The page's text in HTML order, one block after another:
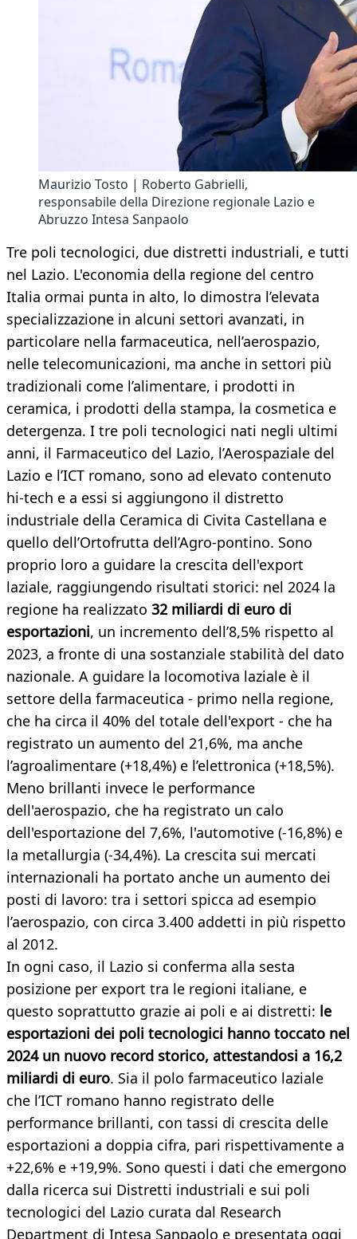
Maurizio Tosto | Roberto Gabrielli,
responsabile della Direzione regionale Lazio e
Abruzzo Intesa Sanpaolo
Tre poli tecnologici, due distretti industriali, e tutti
nel Lazio. L'economia della regione del centro
Italia ormai punta in alto, lo dimostra l’elevata
specializzazione in alcuni settori avanzati, in
particolare nella farmaceutica, nell’aerospazio,
nelle telecomunicazioni, ma anche in settori più
tradizionali come l’alimentare, i prodotti in
ceramica, i prodotti della stampa, la cosmetica e
detergenza. I tre poli tecnologici nati negli ultimi
anni, il Farmaceutico del Lazio, l’Aerospaziale del
Lazio e l’ICT romano, sono ad elevato contenuto
hi-tech e a essi si aggiungono il distretto
industriale della Ceramica di Civita Castellana e
quello dell’Ortofrutta dell’Agro-pontino. Sono
proprio loro a guidare la crescita dell'export
laziale, raggiungendo risultati storici: nel 2024 la
regione ha realizzato 32 miliardi di euro di
esportazioni, un incremento dell’8,5% rispetto al
2023​, a fronte di una sostanziale stabilità del dato
nazionale. A guidare la locomotiva laziale è il
settore della farmaceutica - primo nella regione,
che ha circa il 40% del totale dell'export - che ha
registrato un aumento del 21,6%, ma anche
l’agroalimentare (+18,4%) e l’elettronica (+18,5%).
Meno brillanti invece le performance
dell'aerospazio, che ha registrato un calo
dell'esportazione del 7,6%, l'automotive (-16,8%) e
la metallurgia (-34,4%). La crescita sui mercati
internazionali ha portato anche un aumento dei
posti di lavoro: tra i settori spicca ad esempio
l’aerospazio, con circa 3.400 addetti in più rispetto
al 2012.​​
In ogni caso, il Lazio si conferma alla sesta
posizione per export tra le regioni italiane, e
questo soprattutto grazie ai poli e ai distretti: le
esportazioni dei poli tecnologici hanno toccato nel
2024 un nuovo record storico, attestandosi a 16,2
miliardi di euro. Sia il polo farmaceutico laziale
che l’ICT romano hanno registrato delle
performance brillanti, con tassi di crescita delle
esportazioni a doppia cifra, pari rispettivamente a
+22,6% e +19,9%. Sono questi i dati che emergono
dalla ricerca sui Distretti industriali e sui poli
tecnologici del Lazio curata dal Research
Department di Intesa Sanpaolo e presentata oggi